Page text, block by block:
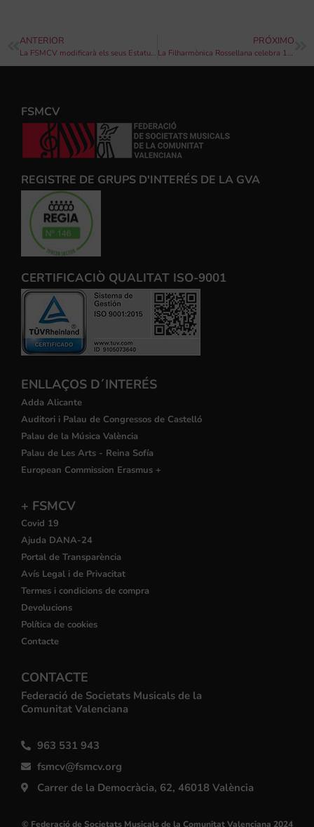
ANTERIOR
La FSMCV modificarà els seus Estatuts per fomentar la igualtat entre homes i dones en l’àmbit musical
PRÓXIMO
La Filharmònica Rossellana celebra 100 anys amb un mes d’abril carregat d’activitats
FSMCV
REGISTRE DE GRUPS D'INTERÉS DE LA GVA
CERTIFICACIÒ QUALITAT ISO-9001
ENLLAÇOS D´INTERÉS
Adda Alicante
Auditori i Palau de Congressos de Castelló
Palau de la Música València
Palau de Les Arts - Reina Sofía
European Commission Erasmus +
+ FSMCV
Covid 19
Ajuda DANA-24
Portal de Transparència
Avís Legal i de Privacitat
Termes i condicions de compra
Devolucions
Política de cookies
Contacte
CONTACTE
Federació de Societats Musicals de la
Comunitat Valenciana
963 531 943
fsmcv@fsmcv.org
Carrer de la Democràcia, 62, 46018 València
© Federació de Societats Musicals de la Comunitat Valenciana 2024